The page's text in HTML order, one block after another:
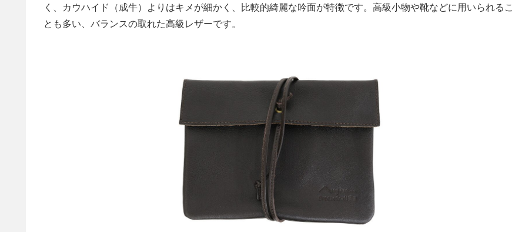
く、カウハイド（成牛）よりはキメが細かく、比較的綺麗な吟面が特徴です。高級小物や靴などに用いられるこ
とも多い、バランスの取れた高級レザーです。